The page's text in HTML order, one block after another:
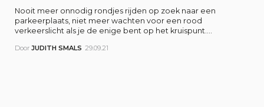
Nooit meer onnodig rondjes rijden op zoek naar een
parkeerplaats, niet meer wachten voor een rood
verkeerslicht als je de enige bent op het kruispunt....
Door JUDITH SMALS 29.09.21